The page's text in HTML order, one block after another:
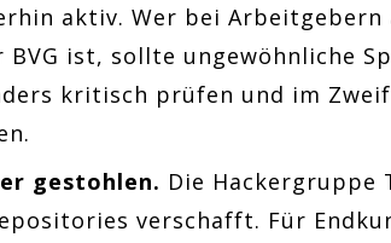
aktiv. Wer bei Arbeitgebern
ist, sollte ungewöhnliche
kritisch prüfen und im
gestohlen. Die Hackergruppe
verschafft. Für